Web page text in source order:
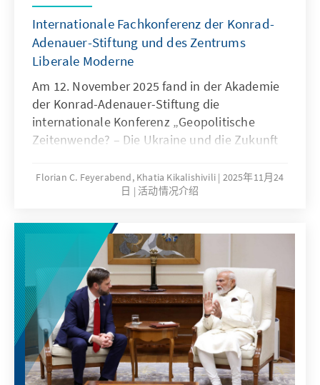
Internationale Fachkonferenz der Konrad-
Adenauer-Stiftung und des Zentrums
Liberale Moderne
Am 12. November 2025 fand in der Akademie
der Konrad-Adenauer-Stiftung die
internationale Konferenz „Geopolitische
Zeitenwende? – Die Ukraine und die Zukunft
Adenauer-Stiftung in Zusammenarbeit mit
dem Zentrum Liberale Moderne. Im
strategisch ausgerichtete Erweiterungspolitik
der EU insbesondere im Hinblick auf die
Ukraine und die östliche Nachbarschaft
gestaltet werden kann. Ganztägig wurde vor
vollen Rängen unter Einbeziehung des
Publikums diskutiert. Die jüngste
Veröffentlichung des EU-Erweiterungspakets
und die Intensivierung des russischen
Luftkriegs gegen ukrainische Städte sorgten
Florian C. Feyerabend, Khatia Kikalishivili 2025年11月24
日
活动情况介绍